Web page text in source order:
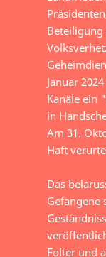
Beteiligung
Januar
Kanäle ein
in
Am 31.
Haft
Das
Gefangene
Folter und